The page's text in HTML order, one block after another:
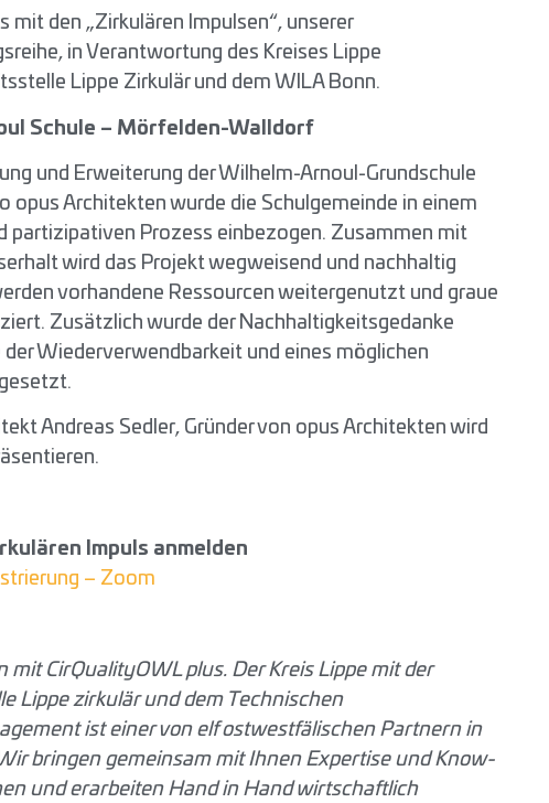
mit den „Zirkulären Impulsen“, unserer
in Verantwortung des Kreises Lippe
Lippe Zirkulär und dem WILA Bonn.
Schule – Mörfelden-Walldorf
und Erweiterung der Wilhelm-Arnoul-Grundschule
opus Architekten wurde die Schulgemeinde in einem
partizipativen Prozess einbezogen. Zusammen mit
wird das Projekt wegweisend und nachhaltig
vorhandene Ressourcen weitergenutzt und graue
Zusätzlich wurde der Nachhaltigkeitsgedanke
der Wiederverwendbarkeit und eines möglichen
Andreas Sedler, Gründer von opus Architekten wird
Impuls anmelden
– Zoom
mit CirQualityOWL plus. Der Kreis Lippe mit der
Lippe zirkulär und dem Technischen
ist einer von elf ostwestfälischen Partnern in
bringen gemeinsam mit Ihnen Expertise und Know-
und erarbeiten Hand in Hand wirtschaftlich